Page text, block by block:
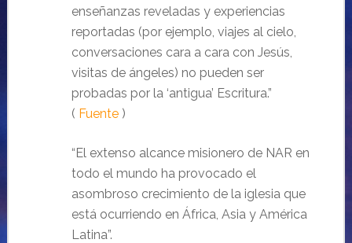
enseñanzas reveladas y experiencias
reportadas (por ejemplo, viajes al cielo,
conversaciones cara a cara con Jesús,
visitas de ángeles) no pueden ser
probadas por la ‘antigua’ Escritura.”
( Fuente)
“El extenso alcance misionero de NAR en
todo el mundo ha provocado el
asombroso crecimiento de la iglesia que
está ocurriendo en África, Asia y América
Latina”.